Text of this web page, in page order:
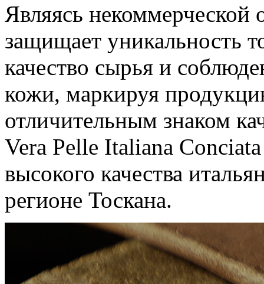
Являясь некоммерческой
защищает уникальность
качество сырья и
кожи, маркируя
отличительным знаком
Vera Pelle Italiana
высокого качества
регионе Тоскана.